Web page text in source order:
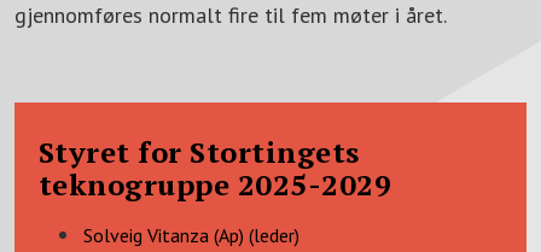
gjennomføres normalt fire til fem møter i året.
Styret for Stortingets
teknogruppe 2025-2029
Solveig Vitanza (Ap) (leder)